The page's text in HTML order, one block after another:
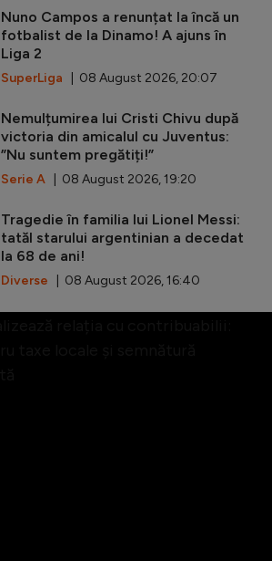
Nuno Campos a renunțat la încă un
fotbalist de la Dinamo! A ajuns în
Liga 2
SuperLiga | 08 August 2026, 20:07
Nemulțumirea lui Cristi Chivu după
victoria din amicalul cu Juventus:
”Nu suntem pregătiți!”
Serie A | 08 August 2026, 19:20
Tragedie în familia lui Lionel Messi:
tatăl starului argentinian a decedat
la 68 de ani!
Diverse | 08 August 2026, 16:40